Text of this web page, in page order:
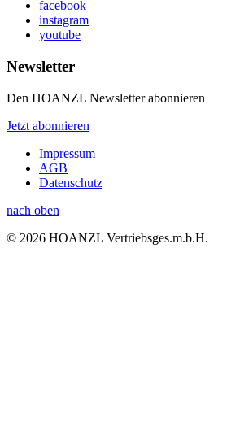
facebook
instagram
youtube
Newsletter
Den HOANZL Newsletter abonnieren
Jetzt abonnieren
Impressum
AGB
Datenschutz
nach oben
© 2026 HOANZL Vertriebsges.m.b.H.